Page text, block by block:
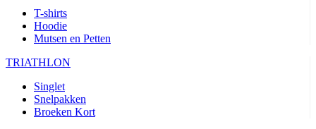
T-shirts
Hoodie
Mutsen en Petten
TRIATHLON
Singlet
Snelpakken
Broeken Kort